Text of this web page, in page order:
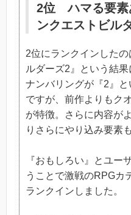
2位 ハマる要素
ンクエストビル
2位にランクインした
ルダーズ2』という結果
ナンバリングが『2』
ですが、前作よりもク
が特徴。さらに内容が
りさらにやり込み要素
『おもしろい』とユー
うことで激戦のRPGカ
ランクインしました。